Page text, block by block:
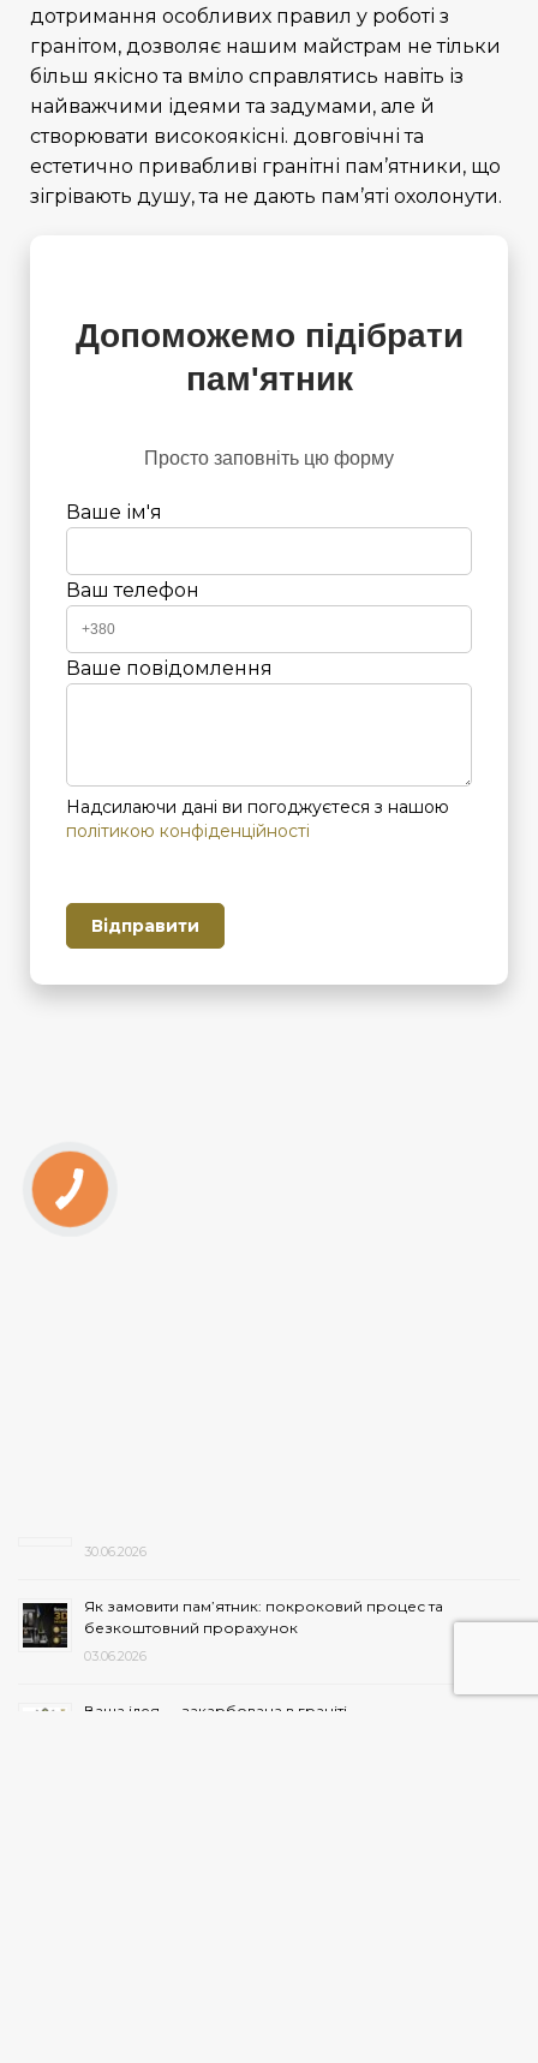
дотримання особливих правил у роботі з
гранітом, дозволяє нашим майстрам не тільки
більш якісно та вміло справлятись навіть із
найважчими ідеями та задумами, але й
створювати високоякісні. довговічні та
естетично привабливі гранітні пам’ятники, що
зігрівають душу, та не дають пам’яті охолонути.
Допоможемо підібрати
пам'ятник
Просто заповніть цю форму
Ваше ім'я
Ваш телефон
Ваше повідомлення
Надсилаючи дані ви погоджуєтеся з нашою
політикою конфіденційності
30.06.2026
Як замовити пам’ятник: покроковий процес та
безкоштовний прорахунок
03.06.2026
Ваша ідея — закарбована в граніті